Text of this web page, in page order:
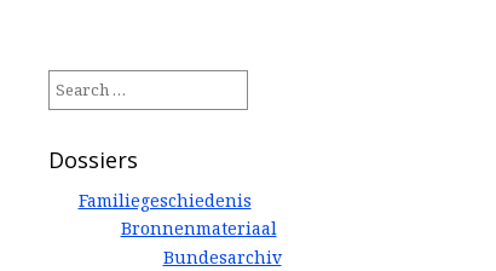
for:
Dossiers
Familiegeschiedenis
Bronnenmateriaal
Bundesarchiv